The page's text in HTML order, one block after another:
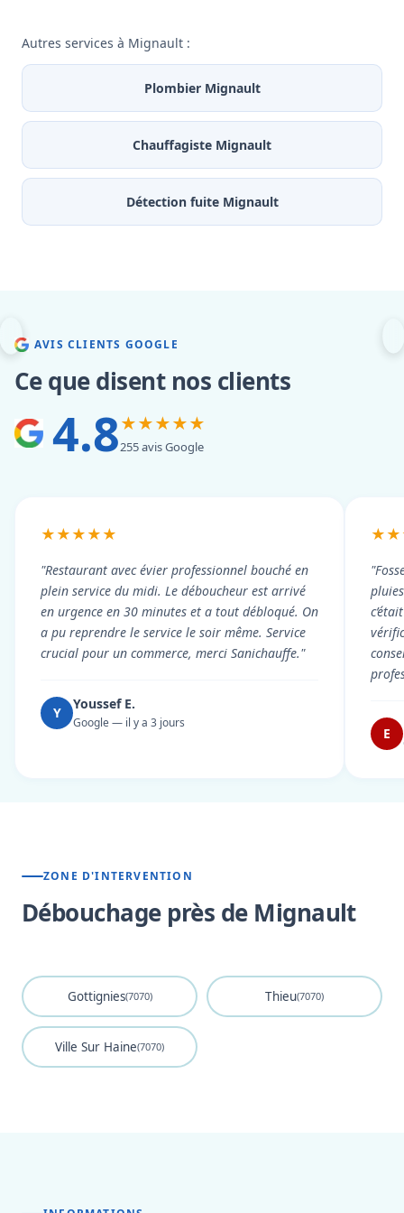
Autres services à Mignault :
Plombier Mignault
Chauffagiste Mignault
Détection fuite Mignault
AVIS CLIENTS GOOGLE
Ce que disent nos clients
4.8★★★★★
255 avis Google
★★★★★
"Restaurant avec évier professionnel bouché en
plein service du midi. Le déboucheur est arrivé
en urgence en 30 minutes et a tout débloqué. On
a pu reprendre le service le soir même. Service
crucial pour un commerce, merci Sanichauffe."
Y
Youssef E.
Google — il y a 3 jours
E
ZONE D'INTERVENTION
Débouchage près de Mignault
Gottignies(7070) Thieu(7070)
Ville Sur Haine(7070)